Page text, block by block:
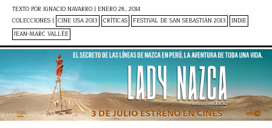
TEXTO POR IGNACIO NAVARRO | ENERO 28, 2014
COLECCIONES | CINE USA 2013 CRÍTICAS FESTIVAL DE SAN SEBASTIÁN 2013
INDIE
JEAN-MARC VALLÉE